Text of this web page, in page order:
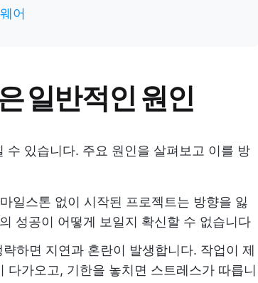
어
일반적인 원인
수 있습니다. 주요 원인을 살펴보고 이를 방
일스톤 없이 시작된 프로젝트는 방향을 잃
성공이 어떻게 보일지 확신할 수 없습니다
하면 지연과 혼란이 발생합니다. 작업이 제
가오고, 기한을 놓치면 스트레스가 따릅니